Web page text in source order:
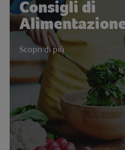
Consigli di
Scopri di più